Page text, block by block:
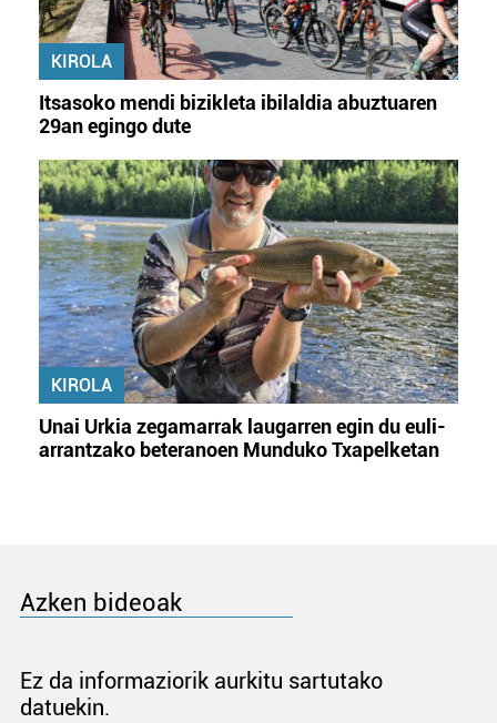
KIROLA
Itsasoko mendi bizikleta ibilaldia abuztuaren
29an egingo dute
KIROLA
Unai Urkia zegamarrak laugarren egin du euli-
arrantzako beteranoen Munduko Txapelketan
Azken bideoak
Ez da informaziorik aurkitu sartutako
datuekin.